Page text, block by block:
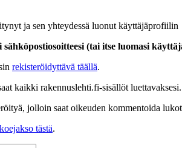
ja sen yhteydessä luonut käyttäjäprofiilin
(tai itse luomasi
rekisteröidyttävä täällä.
kaikki rakennuslehti.fi-sisällöt luettavaksesi.
jolloin saat oikeuden kommentoida
tästä.